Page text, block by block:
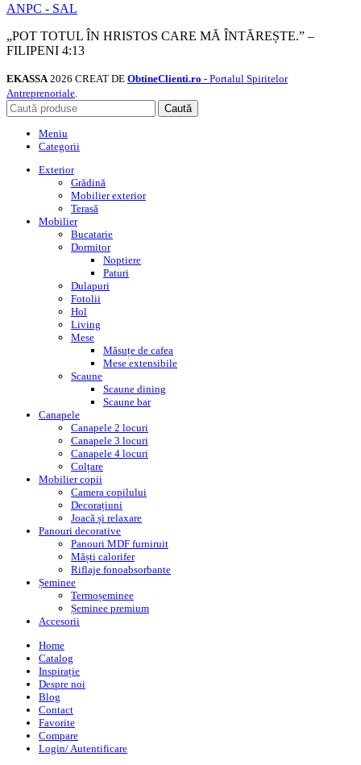
ANPC - SAL
„POT TOTUL ÎN HRISTOS CARE MĂ ÎNTĂREȘTE.” –
FILIPENI 4:13
EKASSA 2026 CREAT DE ObtineClienti.ro - Portalul Spiritelor
Antreprenoriale
Caută
Meniu
Categorii
Exterior
Grădină
Mobilier exterior
Terasă
Mobilier
Bucatarie
Dormitor
Noptiere
Paturi
Dulapuri
Fotolii
Hol
Living
Mese
Măsuțe de cafea
Mese extensibile
Scaune
Scaune dining
Scaune bar
Canapele
Canapele 2 locuri
Canapele 3 locuri
Canapele 4 locuri
Colțare
Mobilier copii
Camera copilului
Decorațiuni
Joacă și relaxare
Panouri decorative
Panouri MDF furniruit
Măști calorifer
Riflaje fonoabsorbante
Șeminee
Termoșeminee
Șeminee premium
Accesorii
Home
Catalog
Inspirație
Despre noi
Blog
Contact
Favorite
Compare
Login/ Autentificare